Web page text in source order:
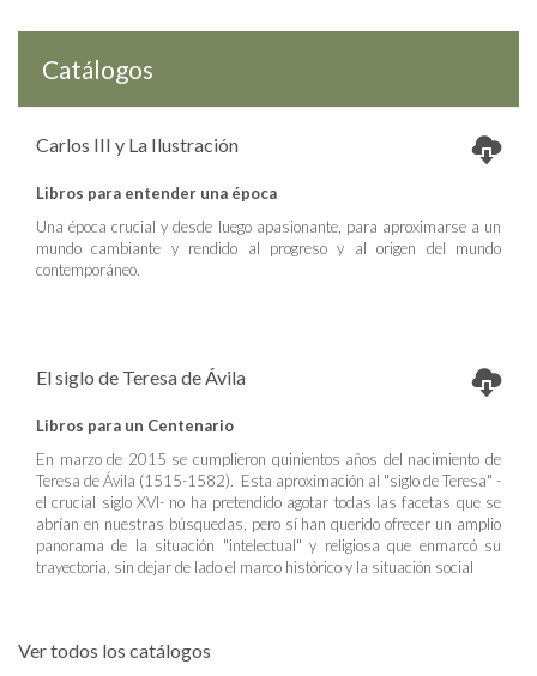
Catálogos
Carlos III y La Ilustración
Libros para entender una época
Una época crucial y desde luego apasionante, para aproximarse a un
mundo cambiante y rendido al progreso y al origen del mundo
contemporáneo.
El siglo de Teresa de Ávila
Libros para un Centenario
En marzo de 2015 se cumplieron quinientos años del nacimiento de
Teresa de Ávila (1515-1582). Esta aproximación al "siglo de Teresa" -
el crucial siglo XVI- no ha pretendido agotar todas las facetas que se
abrían en nuestras búsquedas, pero sí han querido ofrecer un amplio
panorama de la situación "intelectual" y religiosa que enmarcó su
trayectoria, sin dejar de lado el marco histórico y la situación social
Ver todos los catálogos